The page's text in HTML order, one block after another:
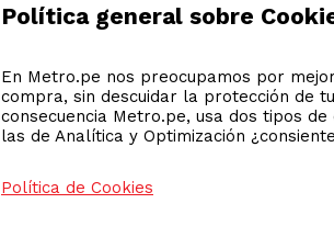
Política general sobre
En Metro.pe nos preocupamos por
compra, sin descuidar la protección de
consecuencia Metro.pe, usa dos tipos
las de Analítica y Optimización
Política de Cookies